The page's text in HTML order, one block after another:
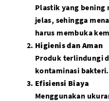
Plastik yang
jelas, sehingga
harus membuka
Higienis dan Aman
Produk terlindungi
kontaminasi bakteri.
Efisiensi Biaya
Menggunakan